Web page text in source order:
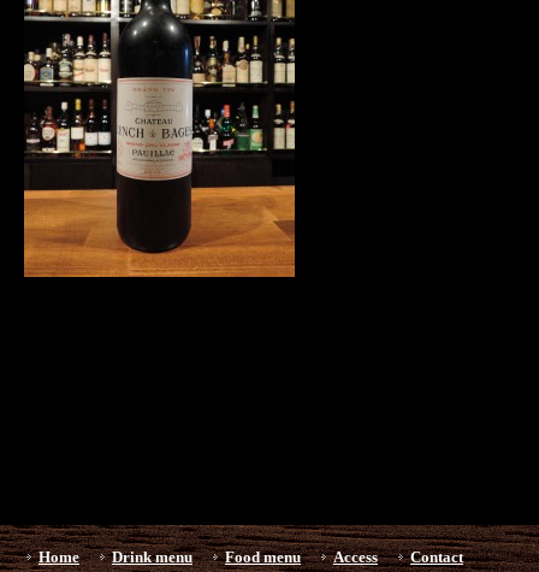
Home Drink menu Food menu Access Contact